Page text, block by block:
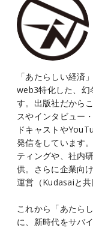
「あたらしい経済
web3特化した、幻
す。出版社だから
スやインタビュー
ドキャストや
発信をしています
ティングや、社内
供。さらに企業向
運営（Kudasaiと共
これから「あたら
に、新時代をサバ